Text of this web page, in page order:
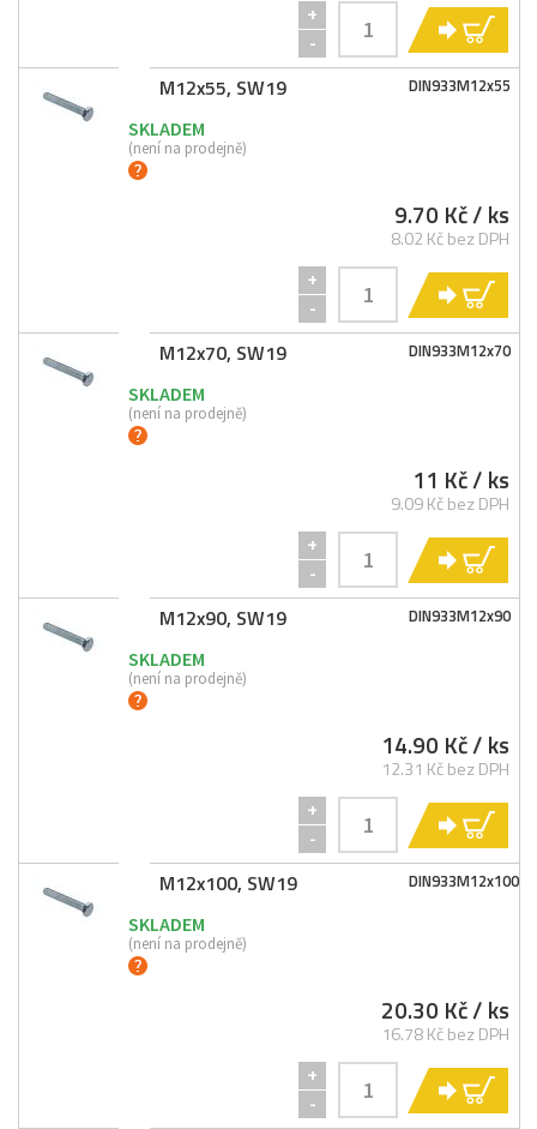
+
-
DIN933M12x55
M12x55, SW19
SKLADEM
(není na prodejně)
9.70 Kč/ ks
8.02 Kč bez DPH
+
-
DIN933M12x70
M12x70, SW19
SKLADEM
(není na prodejně)
11 Kč/ ks
9.09 Kč bez DPH
+
-
DIN933M12x90
M12x90, SW19
SKLADEM
(není na prodejně)
14.90 Kč/ ks
12.31 Kč bez DPH
+
-
DIN933M12x100
M12x100, SW19
SKLADEM
(není na prodejně)
20.30 Kč/ ks
16.78 Kč bez DPH
+
-